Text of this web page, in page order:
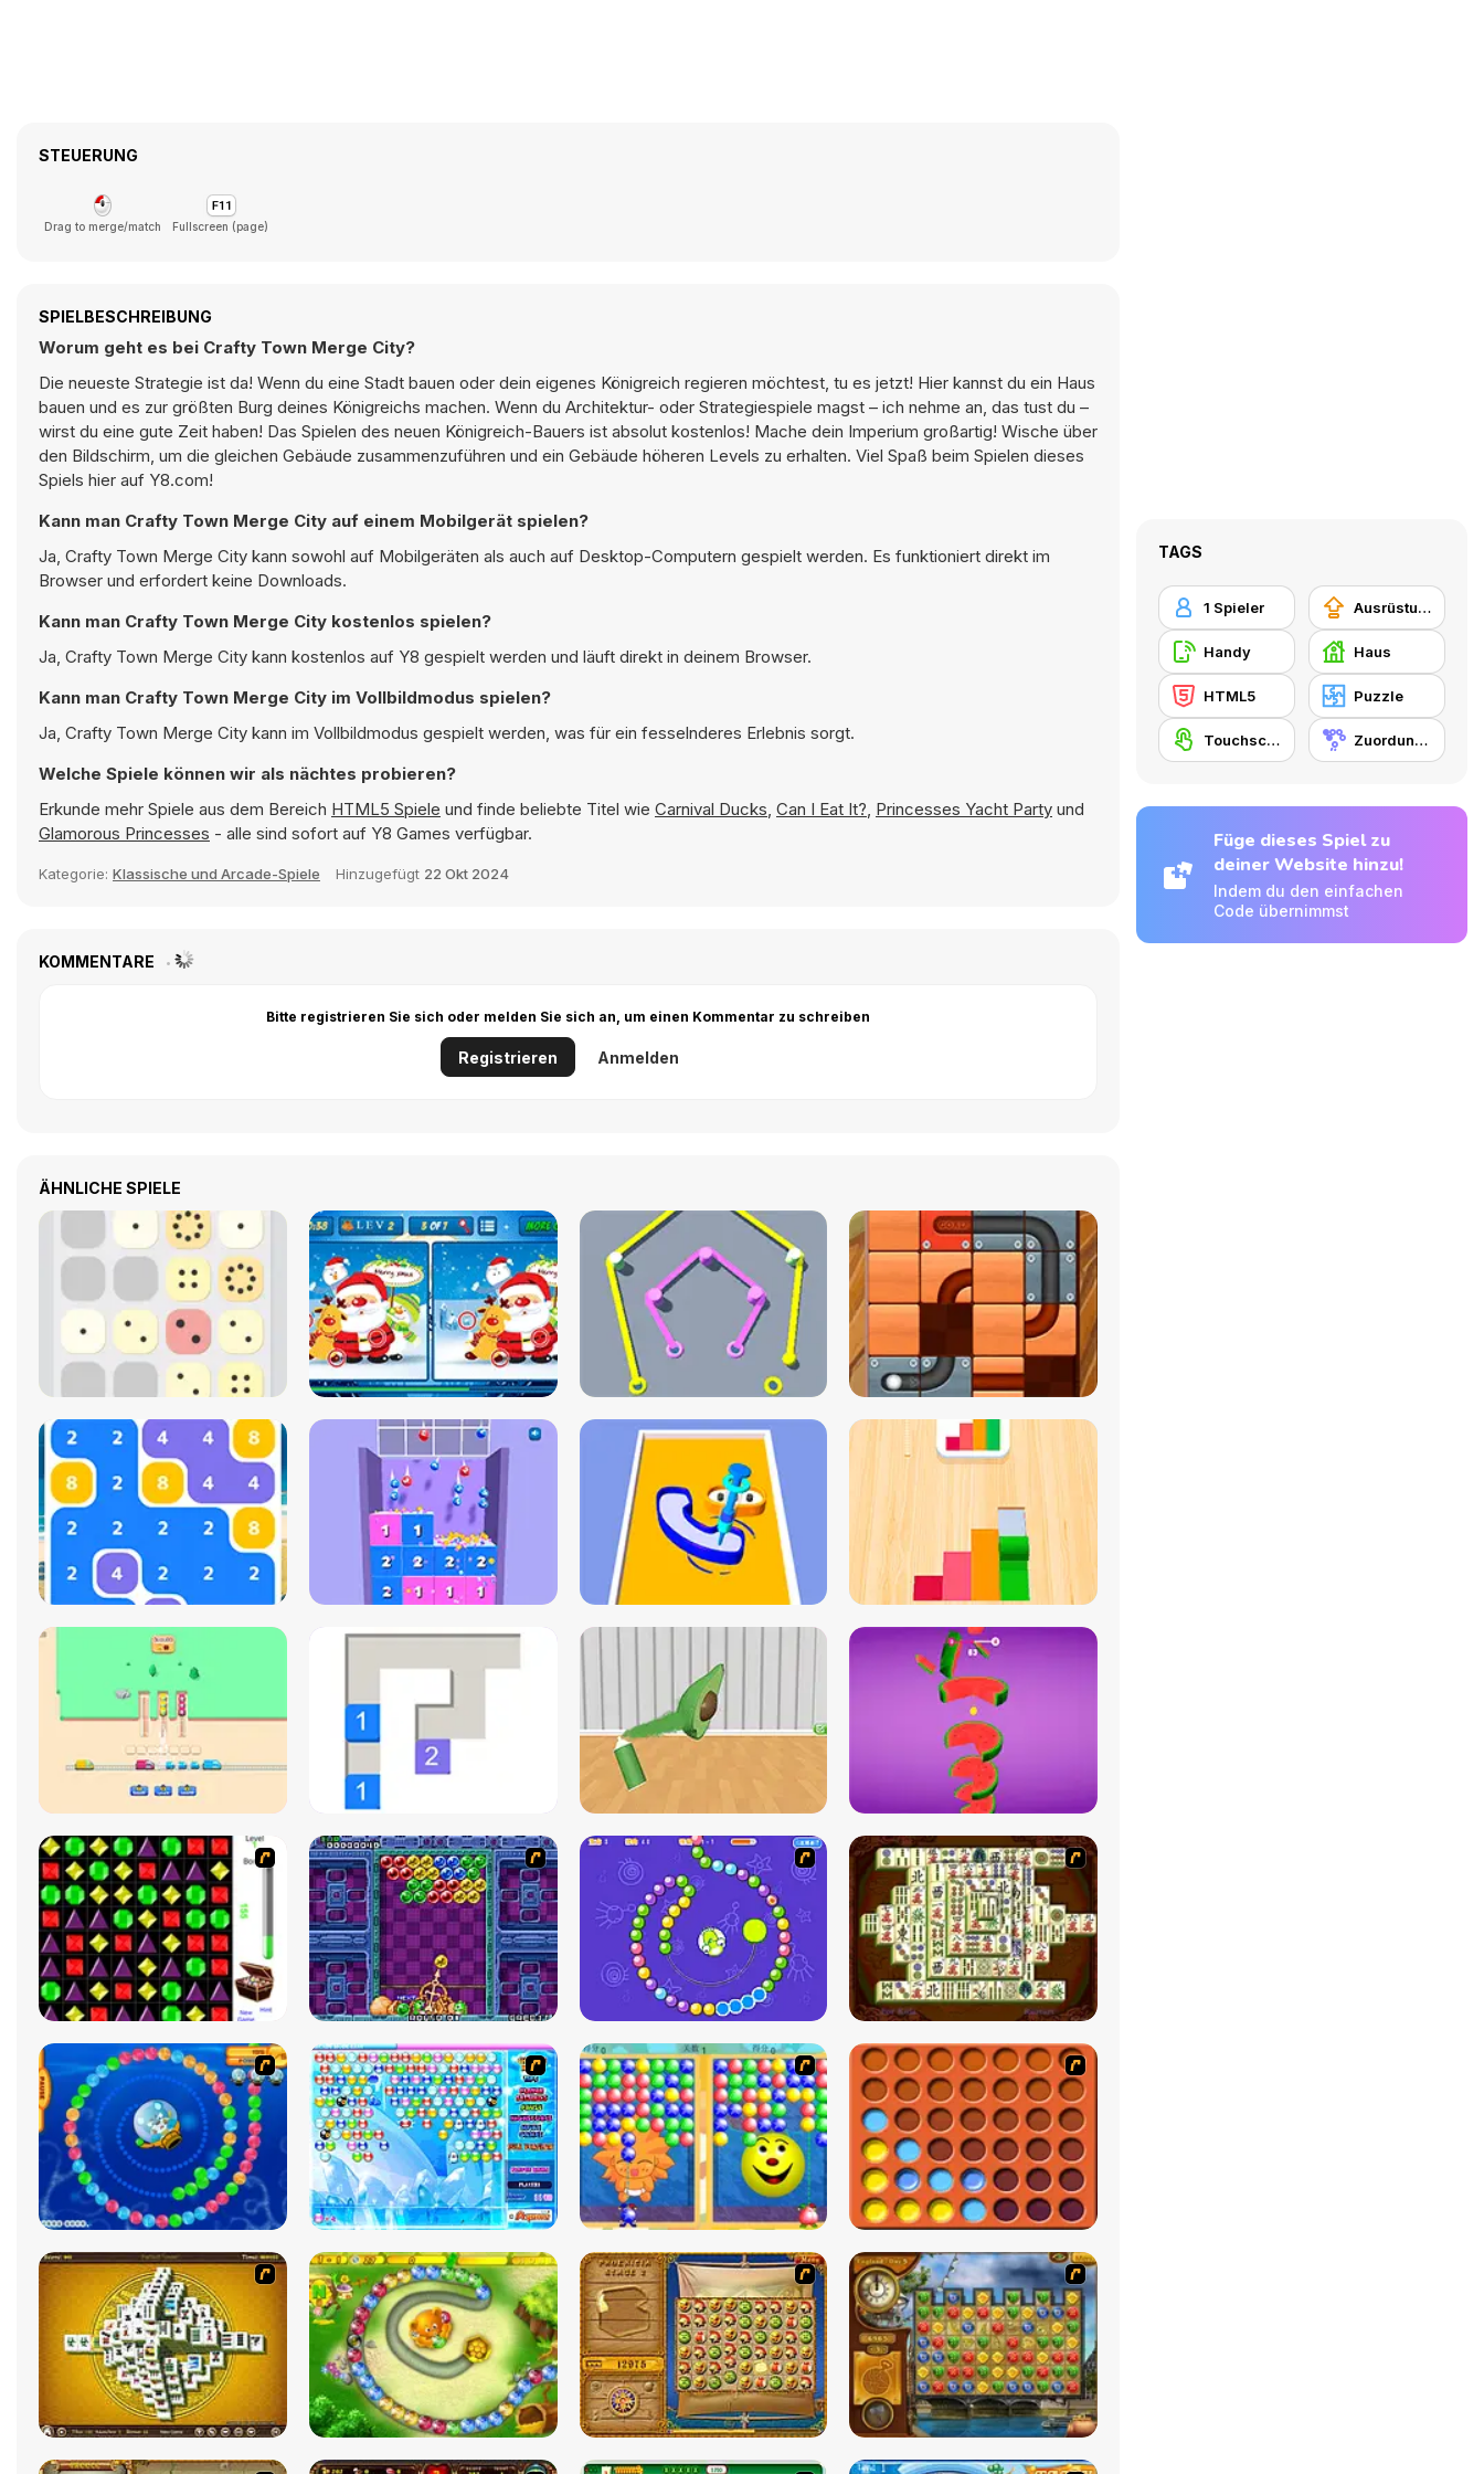
STEUERUNG
Drag to merge/match Fullscreen (page)
SPIELBESCHREIBUNG
Worum geht es bei Crafty Town Merge City?
Die neueste Strategie ist da! Wenn du eine Stadt bauen oder dein eigenes Königreich regieren möchtest, tu es jetzt! Hier kannst du ein Haus
bauen und es zur größten Burg deines Königreichs machen. Wenn du Architektur- oder Strategiespiele magst – ich nehme an, das tust du –
wirst du eine gute Zeit haben! Das Spielen des neuen Königreich-Bauers ist absolut kostenlos! Mache dein Imperium großartig! Wische über
den Bildschirm, um die gleichen Gebäude zusammenzuführen und ein Gebäude höheren Levels zu erhalten. Viel Spaß beim Spielen dieses
Spiels hier auf Y8.com!
Kann man Crafty Town Merge City auf einem Mobilgerät spielen?
Ja, Crafty Town Merge City kann sowohl auf Mobilgeräten als auch auf Desktop-Computern gespielt werden. Es funktioniert direkt im
Browser und erfordert keine Downloads.
Kann man Crafty Town Merge City kostenlos spielen?
Ja, Crafty Town Merge City kann kostenlos auf Y8 gespielt werden und läuft direkt in deinem Browser.
Kann man Crafty Town Merge City im Vollbildmodus spielen?
Ja, Crafty Town Merge City kann im Vollbildmodus gespielt werden, was für ein fesselnderes Erlebnis sorgt.
Welche Spiele können wir als nächtes probieren?
Erkunde mehr Spiele aus dem Bereich HTML5 Spiele und finde beliebte Titel wie Carnival Ducks, Can I Eat It?, Princesses Yacht Party und
Glamorous Princesses - alle sind sofort auf Y8 Games verfügbar.
Kategorie: Klassische und Arcade-Spiele Hinzugefügt 22 Okt 2024
KOMMENTARE
Bitte registrieren Sie sich oder melden Sie sich an, um einen Kommentar zu schreiben
Registrieren Anmelden
ÄHNLICHE SPIELE
TAGS
1 Spieler Ausrüstungs-Upgrade kaufen
Handy Haus
HTML5 Puzzle
Touchscreen Zuordungsspiel
Füge dieses Spiel zu
deiner Website hinzu!
Indem du den einfachen
Code übernimmst